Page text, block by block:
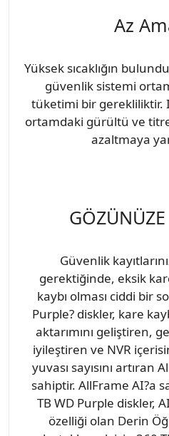
Az
Yüksek sıcaklığın
güvenlik sistemi
tüketimi bir gerekliliktir.
ortamdaki gürültü ve
azaltmaya
Güvenlik
gerektiğinde, eksik
kaybı olması ciddi bir
Purple? diskler, kare
aktarımını geliştiren,
iyileştiren ve NVR
yuvası sayısını artıran
sahiptir. AllFrame AI?a
TB WD Purple diskler,
özelliği olan Derin